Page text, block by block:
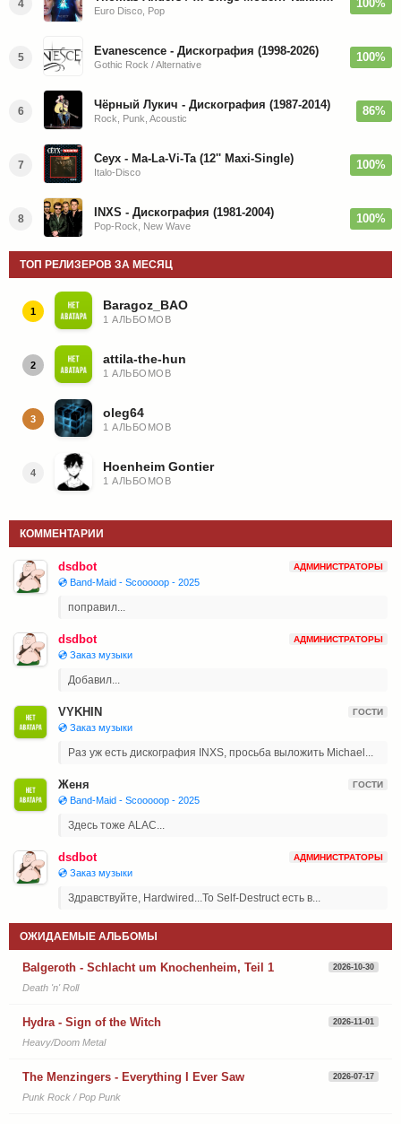
4
Euro Disco, Pop
100%
5 Evanescence - Дискография (1998-2026)
Gothic Rock / Alternative
100%
6 Чёрный Лукич - Дискография (1987-2014)
Rock, Punk, Acoustic
86%
7 Ceyx - Ma-La-Vi-Ta (12'' Maxi-Single)
Italo-Disco
100%
8 INXS - Дискография (1981-2004)
Pop-Rock, New Wave
100%
ТОП РЕЛИЗЕРОВ ЗА МЕСЯЦ
1 Baragoz_BAO
1 АЛЬБОМОВ
2 attila-the-hun
1 АЛЬБОМОВ
3 oleg64
1 АЛЬБОМОВ
4 Hoenheim Gontier
1 АЛЬБОМОВ
КОММЕНТАРИИ
dsdbot АДМИНИСТРАТОРЫ
💿 Band-Maid - Scooooop - 2025
поправил...
dsdbot АДМИНИСТРАТОРЫ
💿 Заказ музыки
Добавил...
VYKHIN ГОСТИ
💿 Заказ музыки
Раз уж есть дискография INXS, просьба выложить Michael...
Женя ГОСТИ
💿 Band-Maid - Scooooop - 2025
Здесь тоже ALAC...
dsdbot АДМИНИСТРАТОРЫ
💿 Заказ музыки
Здравствуйте, Hardwired...To Self-Destruct есть в...
ОЖИДАЕМЫЕ АЛЬБОМЫ
Balgeroth - Schlacht um Knochenheim, Teil 1 2026-10-30
Death 'n' Roll
Hydra - Sign of the Witch 2026-11-01
Heavy/Doom Metal
The Menzingers - Everything I Ever Saw 2026-07-17
Punk Rock / Pop Punk